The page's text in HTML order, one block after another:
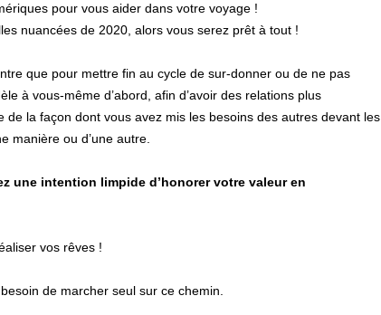
pour vous aider dans votre voyage !
nuancées de 2020, alors vous serez prêt à tout !
que pour mettre fin au cycle de sur-donner ou de ne pas
à vous-même d’abord, afin d’avoir des relations plus
la façon dont vous avez mis les besoins des autres devant les
manière ou d’une autre.
une intention limpide d’honorer votre valeur en
vos rêves !
de marcher seul sur ce chemin.